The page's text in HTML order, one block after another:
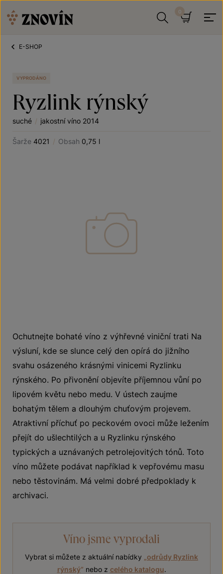
E-SHOP
VYPRODÁNO
Ryzlink rýnský
suché / jakostní víno 2014
Šarže 4021 / Obsah 0,75 l
Ochutnejte bohaté víno z výhřevné viniční trati Na
výsluní, kde se slunce celý den opírá do jižního
svahu osázeného krásnými vinicemi Ryzlinku
rýnského. Po přivonění objevíte příjemnou vůní po
lipovém květu nebo medu. V ústech zaujme
bohatým tělem a dlouhým chuťovým projevem.
Atraktivní příchuť po peckovém ovoci může ležením
přejít do ušlechtilých a u Ryzlinku rýnského
typických a uznávaných petrolejovitých tónů. Toto
víno můžete podávat například k vepřovému masu
nebo těstovinám. Má velmi dobré předpoklady k
archivaci.
Víno jsme vyprodali
Vybrat si můžete z aktuální nabídky
odrůdy Ryzlink
rýnský“ nebo z celého katalogu.